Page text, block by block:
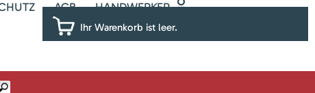
AGB HANDWERKER
Ihr Warenkorb ist leer.